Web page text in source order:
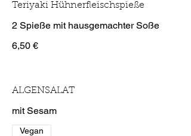
Teriyaki Hühnerfleischspieße
2 Spieße mit hausgemachter Soße
6,50 €
ALGENSALAT
mit Sesam
Vegan